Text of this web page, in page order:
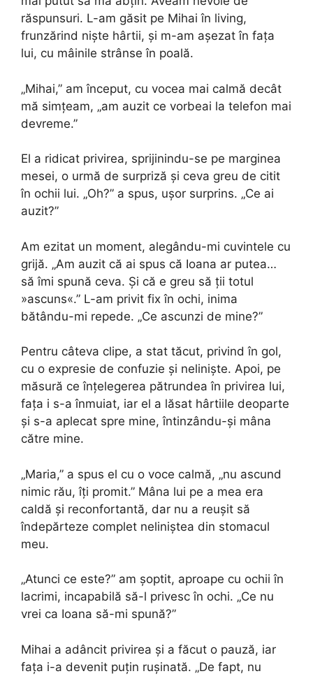
răspunsuri. L-am găsit pe Mihai în living,
frunzărind niște hârtii, și m-am așezat în fața
lui, cu mâinile strânse în poală.
„Mihai,” am început, cu vocea mai calmă decât
mă simțeam, „am auzit ce vorbeai la telefon mai
devreme.”
El a ridicat privirea, sprijinindu-se pe marginea
mesei, o urmă de surpriză și ceva greu de citit
în ochii lui. „Oh?” a spus, ușor surprins. „Ce ai
auzit?”
Am ezitat un moment, alegându-mi cuvintele cu
grijă. „Am auzit că ai spus că Ioana ar putea…
să îmi spună ceva. Și că e greu să ții totul
»ascuns«.” L-am privit fix în ochi, inima
bătându-mi repede. „Ce ascunzi de mine?”
Pentru câteva clipe, a stat tăcut, privind în gol,
cu o expresie de confuzie și neliniște. Apoi, pe
măsură ce înțelegerea pătrundea în privirea lui,
fața i s-a înmuiat, iar el a lăsat hârtiile deoparte
și s-a aplecat spre mine, întinzându-și mâna
către mine.
„Maria,” a spus el cu o voce calmă, „nu ascund
nimic rău, îți promit.” Mâna lui pe a mea era
caldă și reconfortantă, dar nu a reușit să
îndepărteze complet neliniștea din stomacul
meu.
„Atunci ce este?” am șoptit, aproape cu ochii în
lacrimi, incapabilă să-l privesc în ochi. „Ce nu
vrei ca Ioana să-mi spună?”
Mihai a adâncit privirea și a făcut o pauză, iar
fața i-a devenit puțin rușinată. „De fapt, nu